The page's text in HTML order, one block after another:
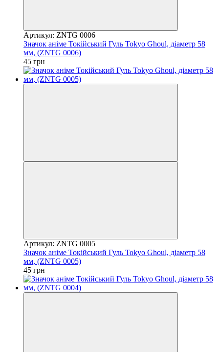
Артикул: ZNTG 0006
Значок аніме Токійський Гуль Tokyo Ghoul, діаметр 58
мм, (ZNTG 0006)
45 грн
Артикул: ZNTG 0005
Значок аніме Токійський Гуль Tokyo Ghoul, діаметр 58
мм, (ZNTG 0005)
45 грн